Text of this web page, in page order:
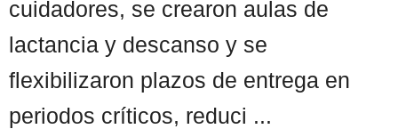
cuidadores, se crearon aulas de
lactancia y descanso y se
flexibilizaron plazos de entrega en
periodos críticos, reduci ...